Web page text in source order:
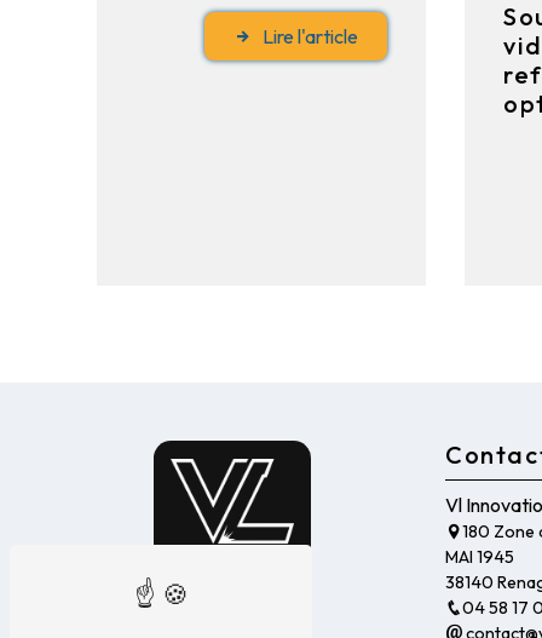
Lire l'article
Vl
180 Zone
MAI 1945
38140
04 58 17